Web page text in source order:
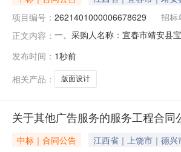
项目编号： 2621401000006678629 招标
正文内容： 一、采购人名称：宜春市靖安县
标的基本概况：七、其它事项：
发布时间： 1秒前
相关产品：
版面设计
关于其他广告服务的服务工程合同
中标｜合同公告 江西省｜上饶市｜德兴